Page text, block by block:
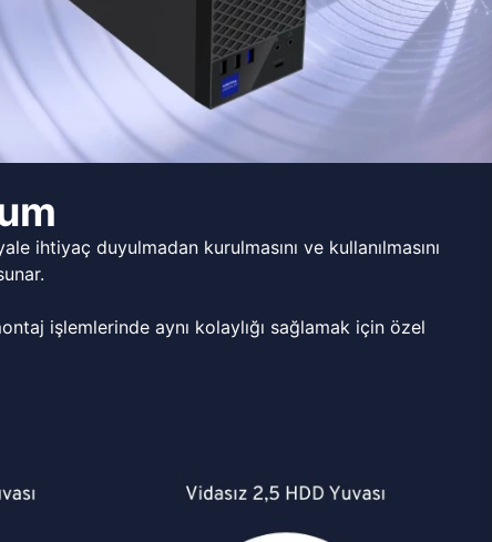
ihtiyaç duyulmadan kurulmasını ve kullanılmasını
işlemlerinde aynı kolaylığı sağlamak için özel